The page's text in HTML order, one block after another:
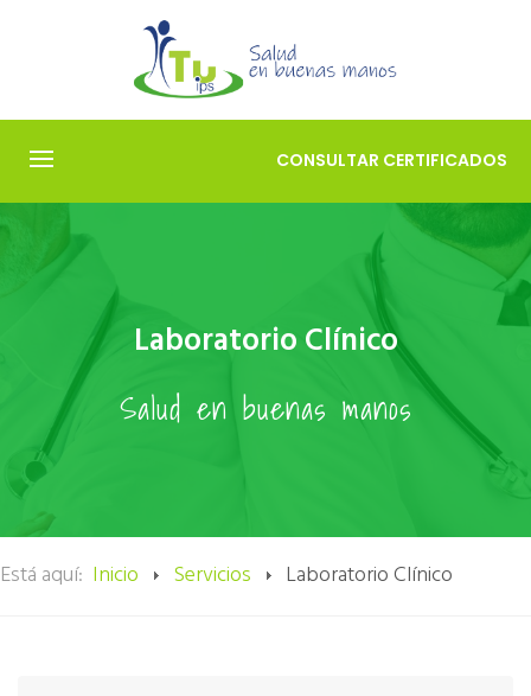
CONSULTAR CERTIFICADOS
Laboratorio Clínico
Salud en buenas manos
Está aquí: Inicio Servicios Laboratorio Clínico